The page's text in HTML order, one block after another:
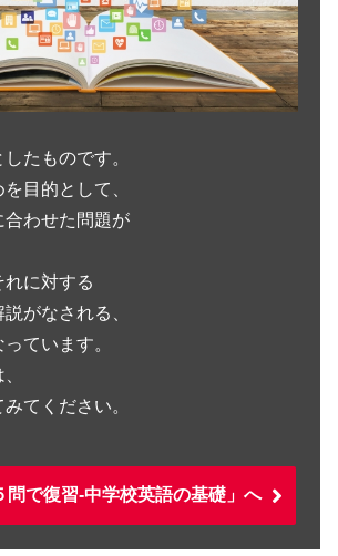
たものです。
目的として、
わせた問題が
に対する
がなされる、
ています。
てください。
問で復習-中学校英語の基礎」へ